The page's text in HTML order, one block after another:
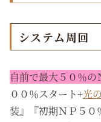
システム周回
自前で最大５０％
００％スタート+光
装』『初期ＮＰ５０